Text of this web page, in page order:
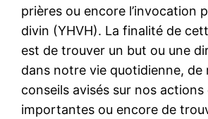
prières ou encore l’invocation
divin (YHVH). La finalité de
est de trouver un but ou une
dans notre vie quotidienne, de
conseils avisés sur nos
importantes ou encore de